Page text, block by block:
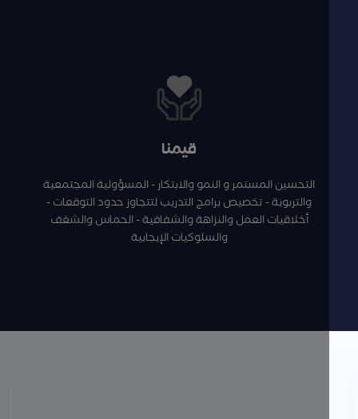
قيمنا
التحسين المستمر و النمو والابتكار - المسؤولية المجتمعية
والتربوية - تخصيص برامج التدريب لتتجاوز حدود التوقعات -
أخلاقيات العمل والنزاهة والشفافية - الحماس والشغف
والسلوكيات الإيجابية